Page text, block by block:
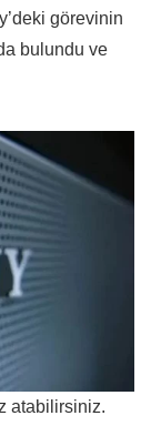
görevinin
bulundu ve
atabilirsiniz.